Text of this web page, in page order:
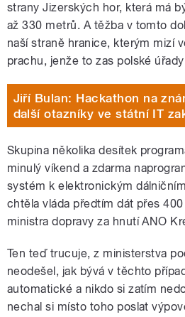
strany Jizerských hor, která má
až 330 metrů. A těžba v tomto
naší straně hranice, kterým mizí
prachu, jenže to zas polské
Jiří Bulan: Hackathon na
další otazníky ve státní IT
Skupina několika desítek
minulý víkend a zdarma
systém k elektronickým
chtěla vláda předtím dát přes
ministra dopravy za hnutí ANO
Ten teď trucuje, z ministerstva
neodešel, jak bývá v těchto
automatické a nikdo si zatím
nechal si místo toho poslat